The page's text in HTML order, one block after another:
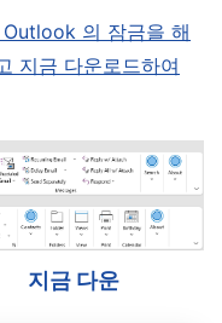
의 잠금을 해
지금 다운로드하여
지금 다운